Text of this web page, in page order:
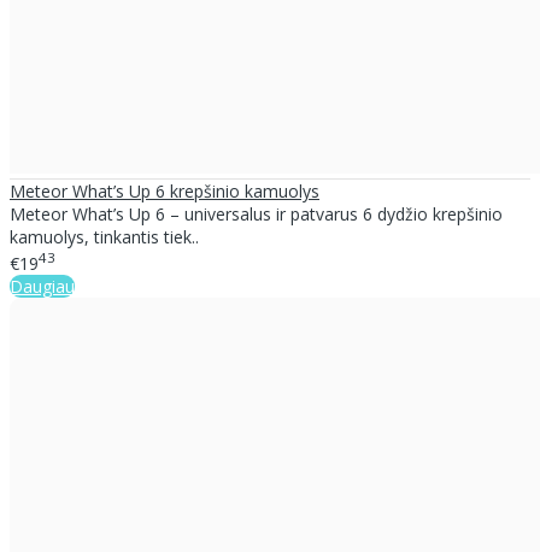
Meteor What’s Up 6 krepšinio kamuolys
Meteor What’s Up 6 – universalus ir patvarus 6 dydžio krepšinio
kamuolys, tinkantis tiek..
€1943
Daugiau